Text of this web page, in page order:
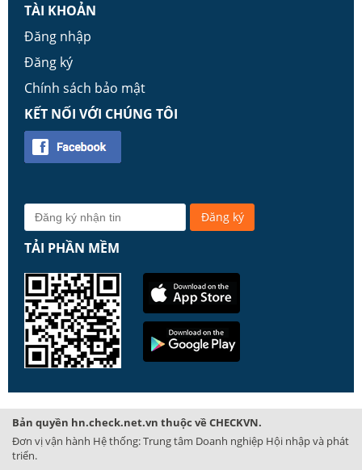
TÀI KHOẢN
Đăng nhập
Đăng ký
Chính sách bảo mật
KẾT NỐI VỚI CHÚNG TÔI
TẢI PHẦN MỀM
Bản quyền hn.check.net.vn thuộc về CHECKVN.
Đơn vị vận hành Hệ thống: Trung tâm Doanh nghiệp Hội nhập và phát
triển.